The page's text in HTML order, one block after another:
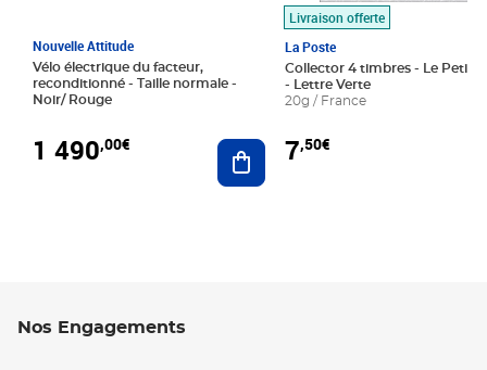
Nouvelle Attitude
Vélo électrique du facteur,
reconditionné - Taille normale -
Noir/ Rouge
1 490,00€ Ajouter au panier
Livraison offerte
La Poste
Collector 4 timbres - Le Petit
- Lettre Verte
20g / France
7,50€
Nos Engagements